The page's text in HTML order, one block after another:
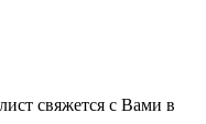
свяжется с Вами в